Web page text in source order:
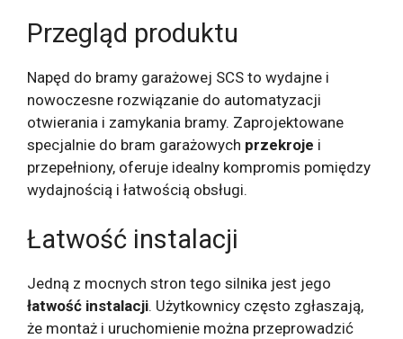
Przegląd produktu
Napęd do bramy garażowej SCS to wydajne i
nowoczesne rozwiązanie do automatyzacji
otwierania i zamykania bramy. Zaprojektowane
specjalnie do bram garażowych przekroje i
przepełniony, oferuje idealny kompromis pomiędzy
wydajnością i łatwością obsługi.
Łatwość instalacji
Jedną z mocnych stron tego silnika jest jego
łatwość instalacji. Użytkownicy często zgłaszają,
że montaż i uruchomienie można przeprowadzić